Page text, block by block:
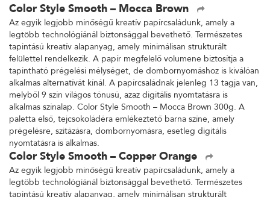
Color Style Smooth – Mocca Brown
Az egyik legjobb minőségű kreatív papírcsaládunk, amely a
legtöbb technológiánál biztonsággal bevethető. Természetes
tapintású kreatív alapanyag, amely minimálisan strukturált
felülettel rendelkezik. A papír megfelelő volumene biztosítja a
tapintható prégelési mélységet, de dombornyomáshoz is kiválóan
alkalmas alternatívát kínál. A papírcsaládnak jelenleg 13 tagja van,
melyből 9 szín világos tónusú, azaz digitális nyomtatásra is
alkalmas színalap. Color Style Smooth – Mocca Brown 300g. A
paletta első, tejcsokoládéra emlékeztető barna színe, amely
prégelésre, szitázásra, dombornyomásra, esetleg digitális
nyomtatásra is alkalmas.
Color Style Smooth – Copper Orange
Az egyik legjobb minőségű kreatív papírcsaládunk, amely a
legtöbb technológiánál biztonsággal bevethető. Természetes
tapintású kreatív alapanyag, amely minimálisan strukturált